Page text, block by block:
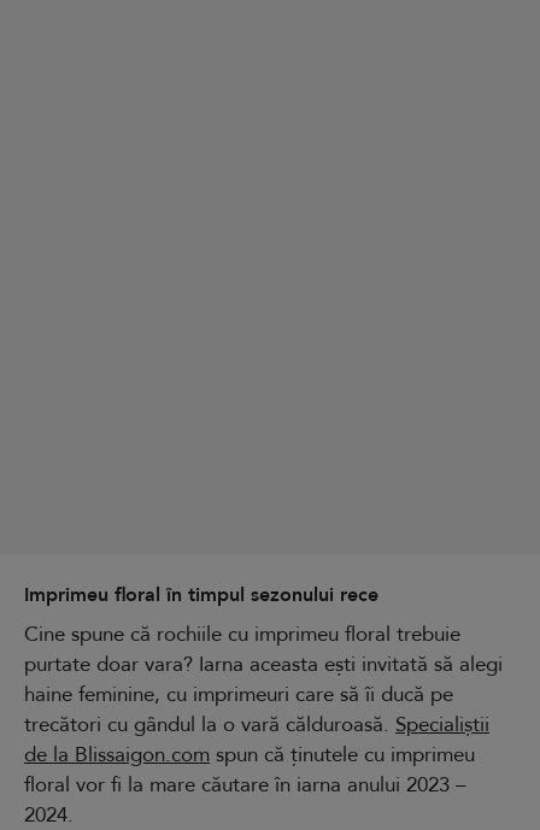
Imprimeu floral în timpul sezonului rece
Cine spune că rochiile cu imprimeu floral trebuie
purtate doar vara? Iarna aceasta ești invitată să alegi
haine feminine, cu imprimeuri care să îi ducă pe
trecători cu gândul la o vară călduroasă. Specialiștii
de la Blissaigon.com spun că ținutele cu imprimeu
floral vor fi la mare căutare în iarna anului 2023 –
2024.